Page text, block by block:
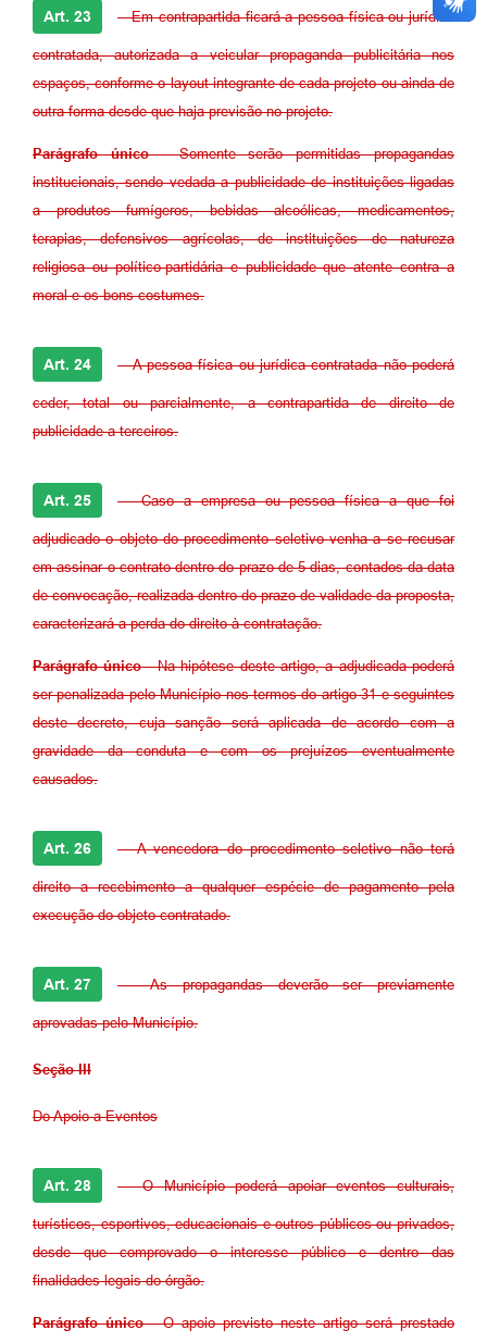
Art. 23 - Em contrapartida ficará a pessoa física ou jurídica
contratada, autorizada a veicular propaganda publicitária nos
espaços, conforme o layout integrante de cada projeto ou ainda de
outra forma desde que haja previsão no projeto.
Parágrafo único- Somente serão permitidas propagandas
institucionais, sendo vedada a publicidade de instituições ligadas
a produtos fumígeros, bebidas alcoólicas, medicamentos,
terapias, defensivos agrícolas, de instituições de natureza
religiosa ou político-partidária e publicidade que atente contra a
moral e os bons costumes.
Art. 24 - A pessoa física ou jurídica contratada não poderá
ceder, total ou parcialmente, a contrapartida de direito de
publicidade a terceiros.
Art. 25 - Caso a empresa ou pessoa física a que foi
adjudicado o objeto do procedimento seletivo venha a se recusar
em assinar o contrato dentro do prazo de 5 dias, contados da data
de convocação, realizada dentro do prazo de validade da proposta,
caracterizará a perda do direito à contratação.
Parágrafo único- Na hipótese deste artigo, a adjudicada poderá
ser penalizada pelo Município nos termos do artigo 31 e seguintes
deste decreto, cuja sanção será aplicada de acordo com a
gravidade da conduta e com os prejuízos eventualmente
causados.
Art. 26 - A vencedora do procedimento seletivo não terá
direito a recebimento a qualquer espécie de pagamento pela
execução do objeto contratado.
Art. 27 - As propagandas deverão ser previamente
aprovadas pelo Município.
Seção III
Do Apoio a Eventos
Art. 28 - O Município poderá apoiar eventos culturais,
turísticos, esportivos, educacionais e outros públicos ou privados,
desde que comprovado o interesse público e dentro das
finalidades legais do órgão.
Parágrafo único- O apoio previsto neste artigo será prestado